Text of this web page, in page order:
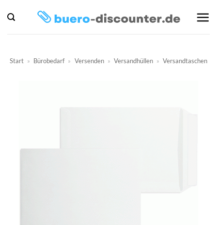
Inhalt
springen
Start » Bürobedarf » Versenden » Versandhüllen » Versandtaschen